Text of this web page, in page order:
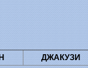
ДЖАКУЗИ